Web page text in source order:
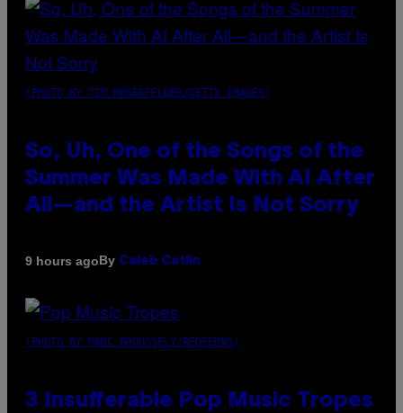
(PHOTO BY TIM MOSENFELDER/GETTY IMAGES)
So, Uh, One of the Songs of the
Summer Was Made With AI After
All—and the Artist Is Not Sorry
9 hours agoBy Caleb Catlin
(PHOTO BY MARC BROUSSELY/REDFERNS)
3 Insufferable Pop Music Tropes